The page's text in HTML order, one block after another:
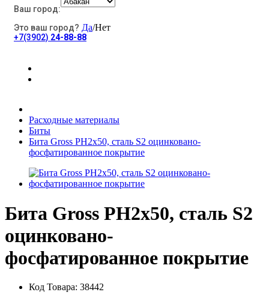
Электротовары
Хозяйственные товары
Строительные товары
Все для бани
Ваш город:
Это ваш город? Да/Нет
+7(3902) 24-88-88
Расходные материалы
Биты
Бита Gross PH2х50, сталь S2 оцинковано-
фосфатированное покрытие
Бита Gross PH2х50, сталь S2
оцинковано-
фосфатированное покрытие
Код Товара: 38442